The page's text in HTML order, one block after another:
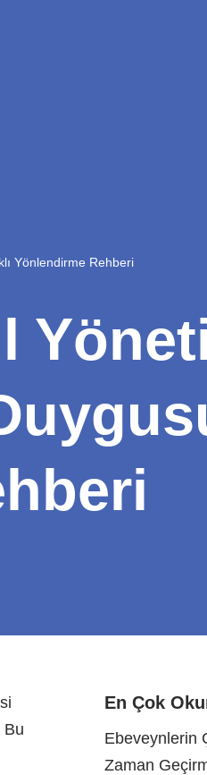
Yönlendirme Rehberi
Bu
En Çok
Ebeveynlerin
Zaman